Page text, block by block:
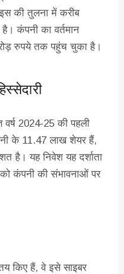
की तुलना में करीब
कंपनी का वर्तमान
रुपये तक पहुंच चुका है।
2024-25 की पहली
के 11.47 लाख शेयर हैं,
है। यह निवेश यह दर्शाता
कंपनी की संभावनाओं पर
किए हैं, वे इसे साइबर